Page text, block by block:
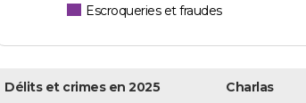
Escroqueries et fraudes
Délits et crimes en 2025 Charlas